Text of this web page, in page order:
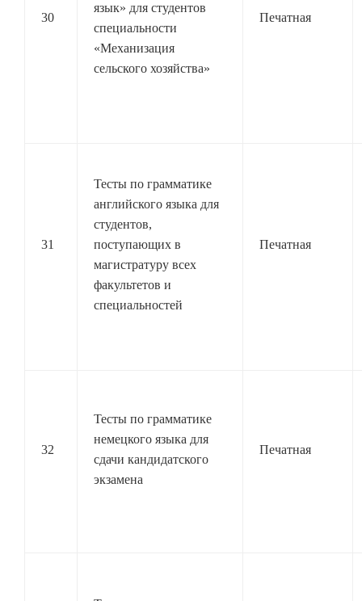
30
язык» для студентов
специальности
«Механизация
сельского хозяйства»
Печатная
31
Тесты по грамматике
английского языка для
студентов,
поступающих в
магистратуру всех
факультетов и
специальностей
Печатная
32
Тесты по грамматике
немецкого языка для
сдачи кандидатского
экзамена
Печатная